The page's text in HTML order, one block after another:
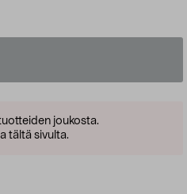
joukosta.
tältä sivulta.